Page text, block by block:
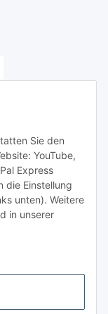
Sie den
YouTube,
Express
die Einstellung
unten). Weitere
in unserer